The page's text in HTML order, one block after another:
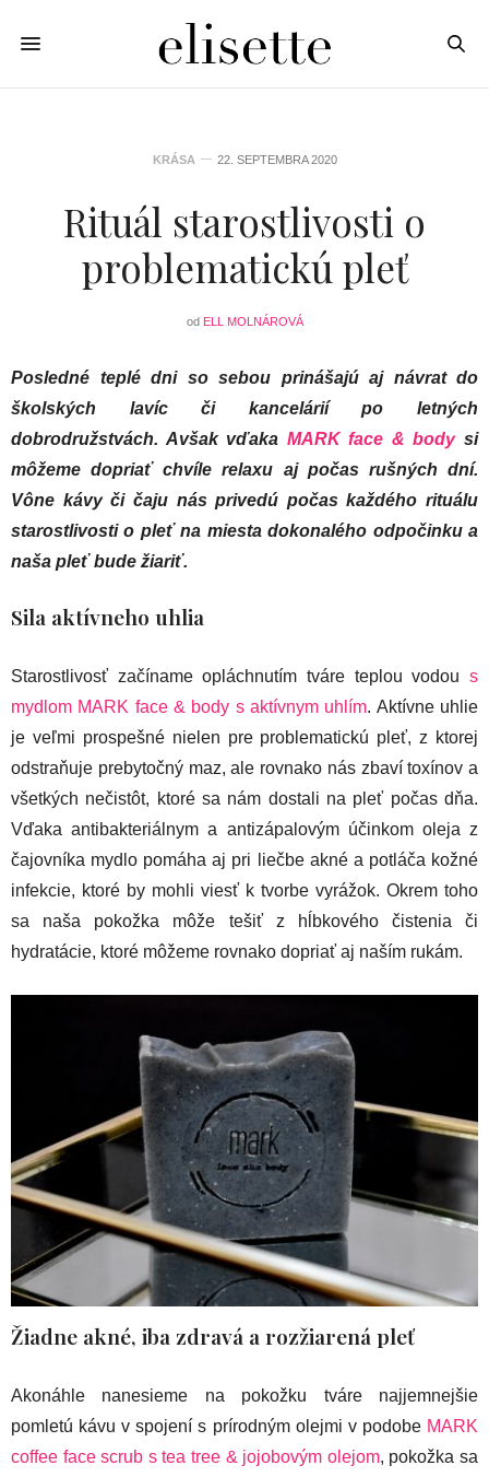
KRÁSA 22. SEPTEMBRA 2020
Rituál starostlivosti o
problematickú pleť
od ELL MOLNÁROVÁ
Posledné teplé dni so sebou prinášajú aj návrat do
školských lavíc či kancelárií po letných
dobrodružstvách. Avšak vďaka MARK face & bodysi
môžeme dopriať chvíle relaxu aj počas rušných dní.
Vône kávy či čaju nás privedú počas každého rituálu
starostlivosti o pleť na miesta dokonalého odpočinku a
naša pleť bude žiariť.
Sila aktívneho uhlia
Starostlivosť začíname opláchnutím tváre teplou vodou s
mydlom MARK face & body s aktívnym uhlím. Aktívne uhlie
je veľmi prospešné nielen pre problematickú pleť, z ktorej
odstraňuje prebytočný maz, ale rovnako nás zbaví toxínov a
všetkých nečistôt, ktoré sa nám dostali na pleť počas dňa.
Vďaka antibakteriálnym a antizápalovým účinkom oleja z
čajovníka mydlo pomáha aj pri liečbe akné a potláča kožné
infekcie, ktoré by mohli viesť k tvorbe vyrážok. Okrem toho
sa naša pokožka môže tešiť z hĺbkového čistenia či
hydratácie, ktoré môžeme rovnako dopriať aj naším rukám.
Žiadne akné, iba zdravá a rozžiarená pleť
Akonáhle nanesieme na pokožku tváre najjemnejšie
pomletú kávu v spojení s prírodným olejmi v podobe MARK
coffee face scrub s tea tree & jojobovým olejom, pokožka sa